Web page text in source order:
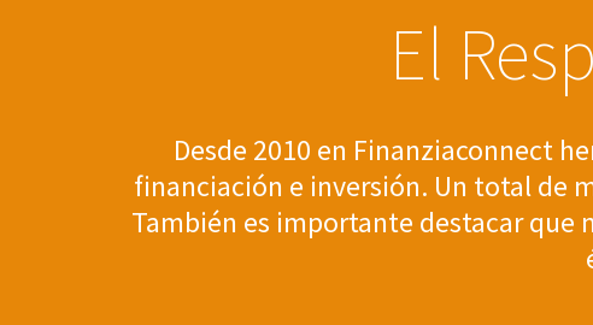
El
Desde 2010 en Finanziaconnect
financiación e inversión. Un total de
También es importante destacar que